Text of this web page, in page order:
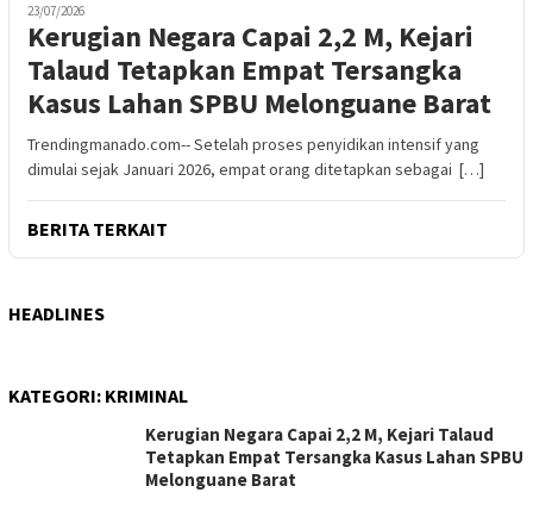
23/07/2026
Kerugian Negara Capai 2,2 M, Kejari
Talaud Tetapkan Empat Tersangka
Kasus Lahan SPBU Melonguane Barat
Trendingmanado.com-- Setelah proses penyidikan intensif yang
dimulai sejak Januari 2026, empat orang ditetapkan sebagai […]
BERITA TERKAIT
HEADLINES
KATEGORI: KRIMINAL
Kerugian Negara Capai 2,2 M, Kejari Talaud
Tetapkan Empat Tersangka Kasus Lahan SPBU
Melonguane Barat